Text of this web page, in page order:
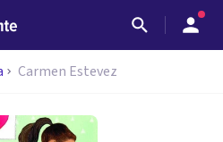
Carmen Estevez